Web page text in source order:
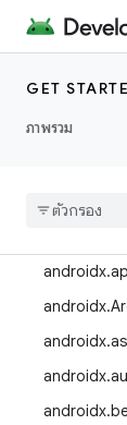
GET
ภาพรวม
รายการในคลัง
androidx
androidx.
androidx.
androidx.
androidx.
androidx.